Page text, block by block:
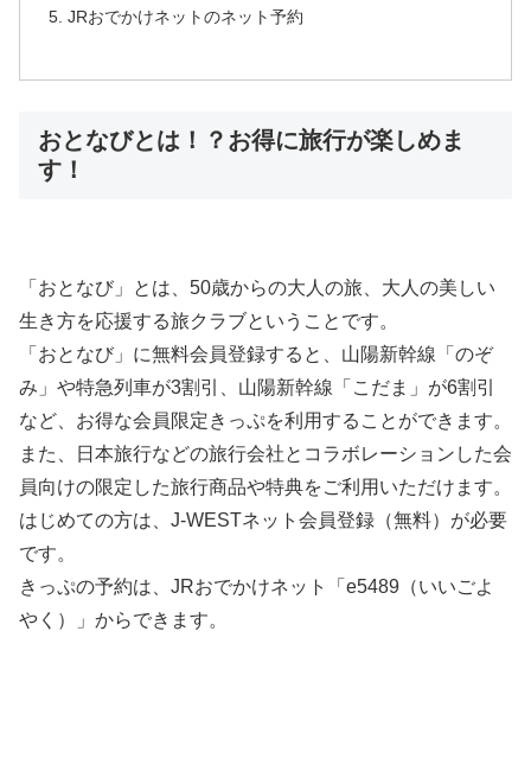
JRおでかけネットのネット予約
おとなびとは！？お得に旅行が楽しめま
す！
「おとなび」
とは、50歳からの大人の旅、大人の美しい
生き方を応援する旅クラブということです。
「おとなび」に無料会員登録すると、山陽新幹線「のぞ
み」や特急列車が3割引、山陽新幹線「こだま」が6割引
など、お得な会員限定きっぷを利用することができます。
また、日本旅行などの旅行会社とコラボレーションした会
員向けの限定した旅行商品や特典をご利用いただけます。
はじめての方は、J-WESTネット会員登録（無料）が必要
です。
きっぷの予約は、JRおでかけネット「e5489（いいごよ
やく）」からできます。